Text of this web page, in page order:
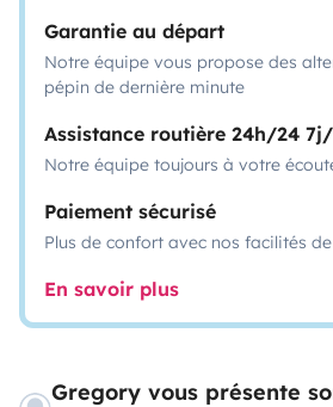
Garantie au départ
Notre équipe vous propose des
pépin de dernière minute
Assistance routière 24h/24
Notre équipe toujours à votre
Paiement sécurisé
Plus de confort avec nos facilités
En savoir plus
Gregory vous présente